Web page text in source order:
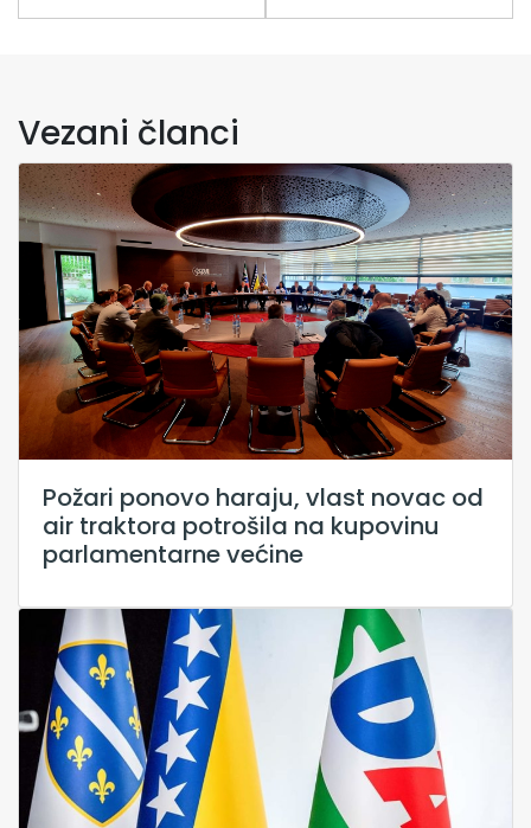
Vezani članci
Požari ponovo haraju, vlast novac od
air traktora potrošila na kupovinu
parlamentarne većine